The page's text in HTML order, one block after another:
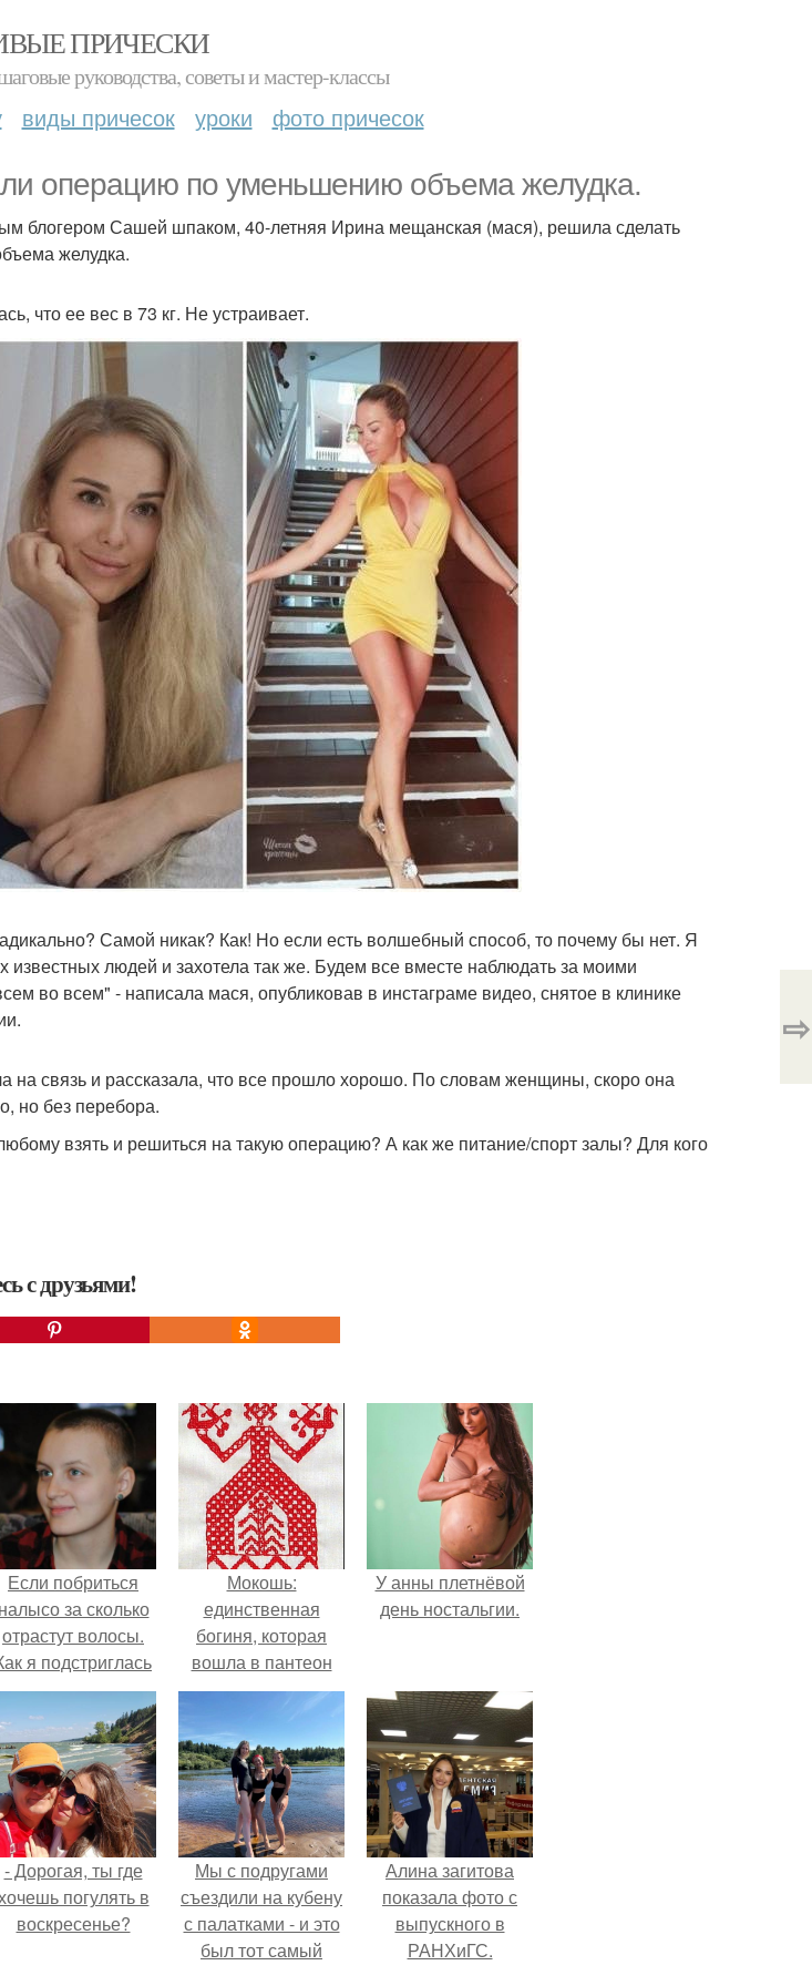
ПРИЧЕСКИ
руководства, советы и мастер-классы
виды причесок уроки фото причесок
операцию по уменьшению объема желудка.
блогером Сашей шпаком, 40-летняя Ирина мещанская (мася), решила сделать
желудка.
что ее вес в 73 кг. Не устраивает.
Самой никак? Как! Но если есть волшебный способ, то почему бы нет. Я
известных людей и захотела так же. Будем все вместе наблюдать за моими
во всем" - написала мася, опубликовав в инстаграме видео, снятое в клинике
связь и рассказала, что все прошло хорошо. По словам женщины, скоро она
но без перебора.
взять и решиться на такую операцию? А как же питание/спорт залы? Для кого
с друзьями!
⇨
Если побриться
налысо за сколько
отрастут волосы.
я подстриглась
налысо и как
волосы
после этого
Мокошь:
единственная
богиня, которая
вошла в пантеон
князя Владимира.
У анны плетнёвой
день ностальгии.
- Дорогая, ты где
погулять в
воскресенье?
Мы с подругами
съездили на кубену
с палатками - и это
был тот самый
Алина загитова
показала фото с
выпускного в
РАНХиГС.